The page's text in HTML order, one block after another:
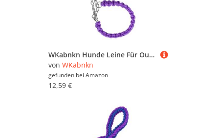
WKabnkn Hunde Leine Für Outdoor Walking Nopull Haustiertraining Leiter Praktisches Nylon Leine Einstellbares Traktionsseil Für Große Hunde Blei
von WKabnkn
gefunden bei Amazon
12,59 €